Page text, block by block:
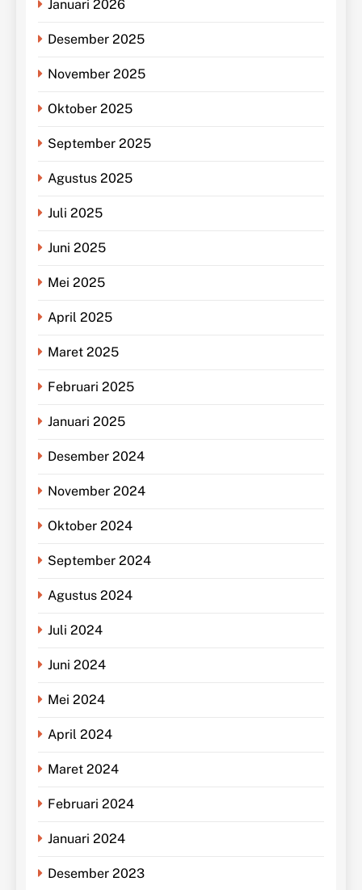
Januari 2026
Desember 2025
November 2025
Oktober 2025
September 2025
Agustus 2025
Juli 2025
Juni 2025
Mei 2025
April 2025
Maret 2025
Februari 2025
Januari 2025
Desember 2024
November 2024
Oktober 2024
September 2024
Agustus 2024
Juli 2024
Juni 2024
Mei 2024
April 2024
Maret 2024
Februari 2024
Januari 2024
Desember 2023